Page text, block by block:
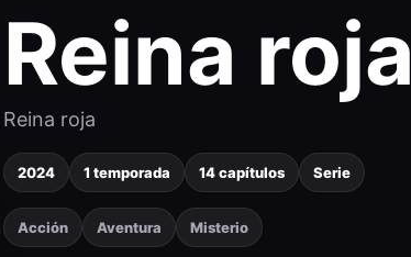
Reina roja
Reina roja
2024 1 temporada 14 capítulos Serie
Acción Aventura Misterio